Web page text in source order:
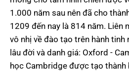
1.000 năm sau nên đã cho
1209 đến nay là 814 năm. Liên
vô nhị về đào tạo trên hành tinh
lâu đời và danh giá: Oxford -
học Cambridge được tạo